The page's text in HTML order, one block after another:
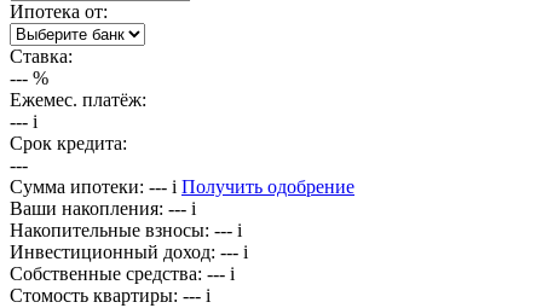
Ипотека от:
Ставка:
--- %
Ежемес. платёж:
--- i
Срок кредита:
---
Сумма ипотеки: --- i Получить одобрение
Ваши накопления: --- i
Накопительные взносы: --- i
Инвестиционный доход: --- i
Собственные средства: --- i
Стомость квартиры: --- i